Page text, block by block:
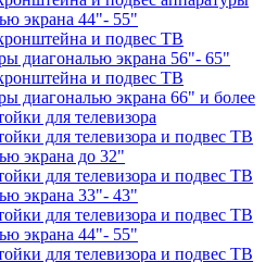
экрана 44"- 55"
и подвес ТВ
диагональю экрана 56"- 65"
и подвес ТВ
диагональю экрана 66" и более
для телевизора
для телевизора и подвес ТВ
экрана до 32"
для телевизора и подвес ТВ
экрана 33"- 43"
для телевизора и подвес ТВ
экрана 44"- 55"
для телевизора и подвес ТВ